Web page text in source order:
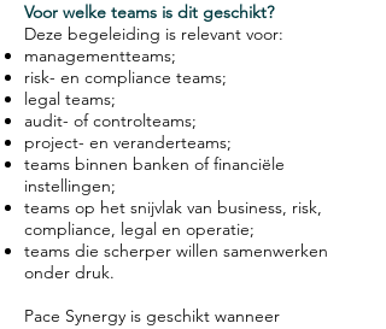
Voor welke teams is dit geschikt?
Deze begeleiding is relevant voor:
managementteams;
risk- en compliance teams;
legal teams;
audit- of controlteams;
project- en veranderteams;
teams binnen banken of financiële
instellingen;
teams op het snijvlak van business, risk,
compliance, legal en operatie;
teams die scherper willen samenwerken
onder druk.
Pace Synergy is geschikt wanneer